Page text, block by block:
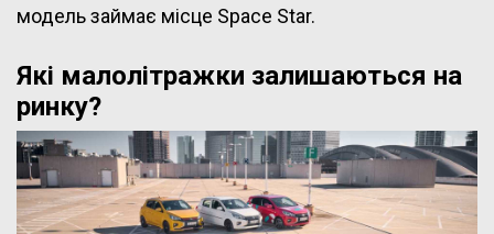
модель займає місце Space Star.
Які малолітражки залишаються на
ринку?